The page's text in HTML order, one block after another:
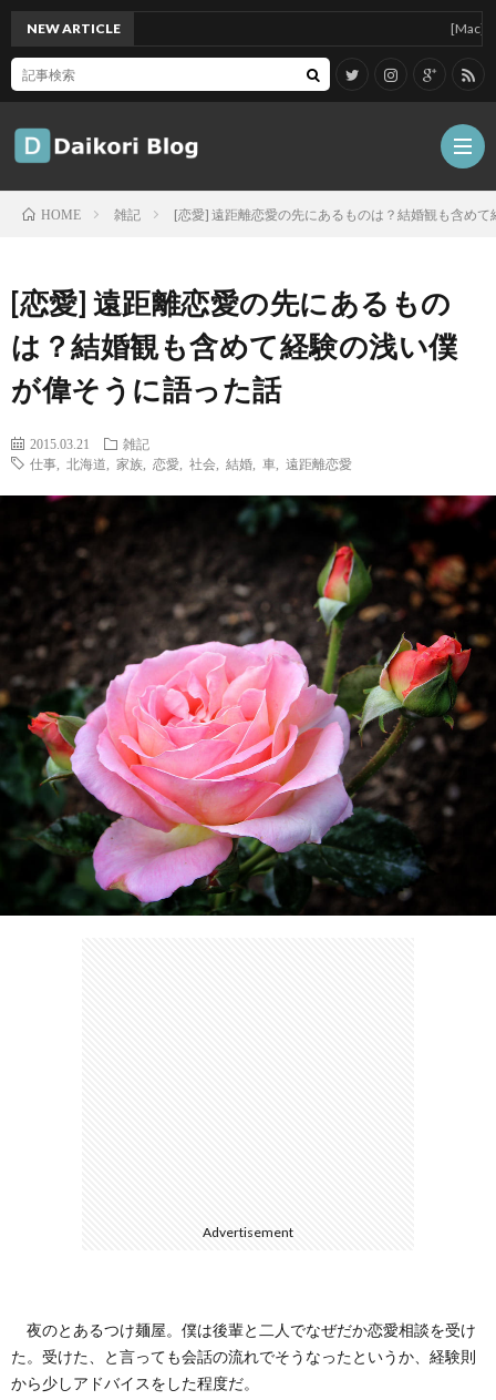
ェ
ッ
ル
メ
旅
行・
歩
こ
の
ブ
NEW ARTICLE [Mac]Mac
HOME 雑記 [恋愛] 遠距離恋愛の先にあるものは？結婚観も含め
[恋愛] 遠距離恋愛の先にあるもの
は？結婚観も含めて経験の浅い僕
が偉そうに語った話
2015.03.21
雑記
仕事
北海道 家族 恋愛 社会 結婚 車 遠距離恋愛
Advertisement
夜のとあるつけ麺屋。僕は後輩と二人でなぜだか恋愛相談を受け
た。受けた、と言っても会話の流れでそうなったというか、経験則
から少しアドバイスをした程度だ。